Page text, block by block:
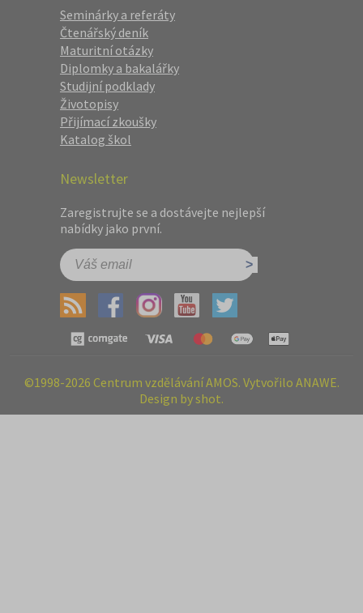
Seminárky a referáty
Čtenářský deník
Maturitní otázky
Diplomky a bakalářky
Studijní podklady
Životopisy
Přijímací zkoušky
Katalog škol
Newsletter
Zaregistrujte se a dostávejte nejlepší
nabídky jako první.
©1998-2026 Centrum vzdělávání AMOS. Vytvořilo ANAWE.
Design by shot.